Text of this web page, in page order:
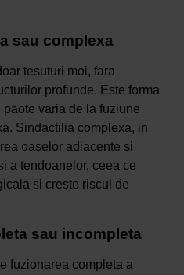
sau complexa
tesuturi moi, fara
profunde. Este forma
varia de la fuziune
Sindactilia complexa, in
oaselor adiacente si
a tendoanelor, ceea ce
si creste riscul de
sau incompleta
fuzionarea completa a